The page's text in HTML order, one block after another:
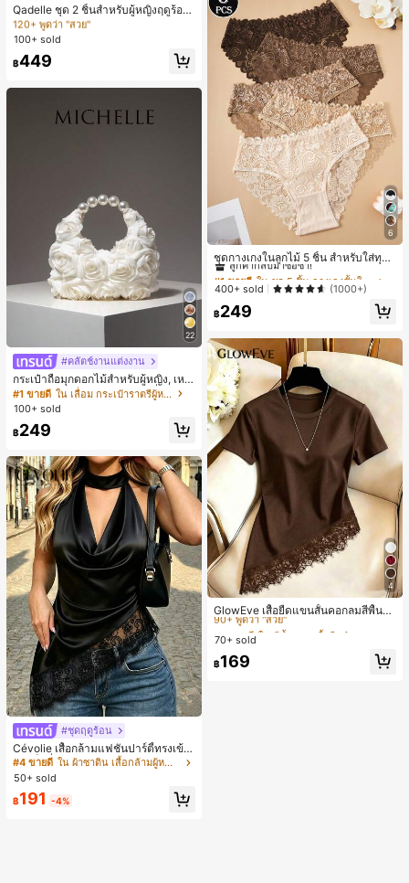
Qadelle ชุด 2 ชิ้นสำหรับผู้หญิงฤดูร้อน
แบบสบายๆ สำหรับใส่ทุกวัน, กางเกงขา
ยาวลายทางสีน้ำเงินเข้มและสีขาว, เสื้อ
120+ พูดว่า "สวย"
#3 ขายดี
120+ พูดว่า "สวย"
#3 ขายดี
120+ พูดว่า "สวย"
#3 ขายดี
ใน อสมมาตร ชุดประสานงานสตรี
100+ sold
฿449
22
#คลัตช์งานแต่งงาน
กระเป๋าถือมุกดอกไม้สำหรับผู้หญิง, เหม
าะสำหรับชุดราตรี, ชุดบอล, เครื่องประ
ดับงานแต่งงาน, กระเป๋าสตางค์สุภาพส
สุ่ม)
#1 ขายดี
ใน เลื่อม กระเป๋าราตรีผู้หญิง
100+ sold
฿249
#ชุดฤดูร้อน
Cévolie เสื้อกล้ามแฟชั่นปาร์ตี้ทรงเข้า
รูป เซ็กซี่ คอเดรป คอคาวล์ จับย่น แต่ง
ลูกไม้ ดีไซน์ต่อผ้า เปิดหลัง แขนกุด
#4 ขายดี
ใน ผ้าซาติน เสื้อกล้ามผู้หญิง & Camis
50+ sold
฿191 -4%
6
ชุดกางเกงในลูกไม้ 5 ชิ้น สำหรับใส่ทุกวั
น
#1 ขายดี
ลูกค้ากลับมาซื้อซ้ำ!
#1 ขายดี
ลูกค้ากลับมาซื้อซ้ำ!
#1 ขายดี
ลูกค้ากลับมาซื้อซ้ำ!
#1 ขายดี
ลูกค้ากลับมาซื้อซ้ำ!
400+ sold (1000+)
฿249
4
GlowEve เสื้อยืดแขนสั้นคอกลมสีพื้นลำ
ลองอเนกประสงค์สำหรับผู้หญิง
#3 ขายดี
ใน สีน้ำตาล เสื้อยืดลำลองพื้นฐาน
90+ พูดว่า "สวย"
#3 ขายดี
90+ พูดว่า "สวย"
#3 ขายดี
90+ พูดว่า "สวย"
#3 ขายดี
ใน สีน้ำตาล เสื้อยืดลำลองพื้นฐาน
70+ sold
฿169